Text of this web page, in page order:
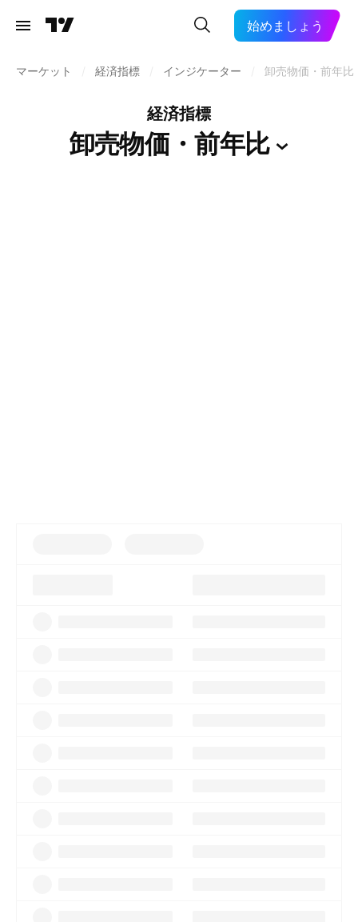
始めましょう
マーケット 経済指標 インジケーター 卸売物価・前年比
経済指標
卸売物価・前年比